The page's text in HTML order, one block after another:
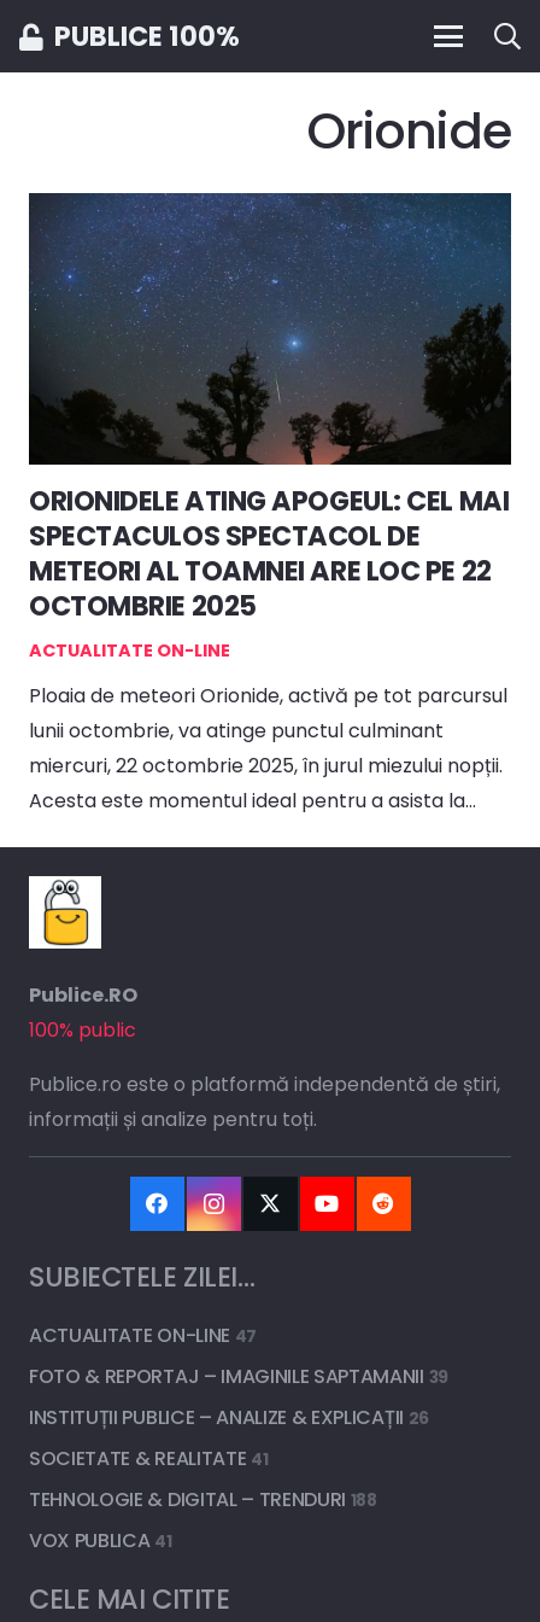
PUBLICE 100%
Orionide
ORIONIDELE ATING APOGEUL: CEL MAI
SPECTACULOS SPECTACOL DE
METEORI AL TOAMNEI ARE LOC PE 22
OCTOMBRIE 2025
ACTUALITATE ON-LINE
Ploaia de meteori Orionide, activă pe tot parcursul
lunii octombrie, va atinge punctul culminant
miercuri, 22 octombrie 2025, în jurul miezului nopții.
Acesta este momentul ideal pentru a asista la…
Publice.RO
100% public
Publice.ro este o platformă independentă de știri,
informații și analize pentru toți.
SUBIECTELE ZILEI…
ACTUALITATE ON-LINE 47
FOTO & REPORTAJ – IMAGINILE SAPTAMANII 39
INSTITUȚII PUBLICE – ANALIZE & EXPLICAȚII 26
SOCIETATE & REALITATE 41
TEHNOLOGIE & DIGITAL – TRENDURI 188
VOX PUBLICA 41
CELE MAI CITITE